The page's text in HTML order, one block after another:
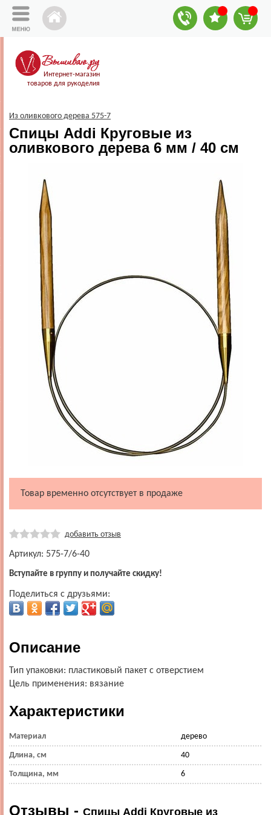
Интернет-магазин
товаров для рукоделия
Из оливкового дерева 575-7
Спицы Addi Круговые из
оливкового дерева 6 мм / 40 см
Товар временно отсутствует в продаже
добавить отзыв
Артикул: 575-7/6-40
Вступайте в группу и получайте скидку!
Поделиться с друзьями:
Описание
Тип упаковки: пластиковый пакет с отверстием
Цель применения: вязание
Характеристики
Материал дерево
Длина, см 40
Толщина, мм 6
Отзывы - Спицы Addi Круговые из